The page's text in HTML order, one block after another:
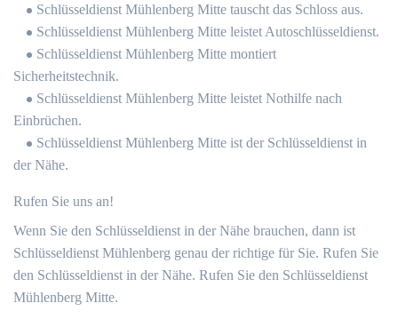
Schlüsseldienst Mühlenberg Mitte tauscht das Schloss aus.
Schlüsseldienst Mühlenberg Mitte leistet Autoschlüsseldienst.
Schlüsseldienst Mühlenberg Mitte montiert
Sicherheitstechnik.
Schlüsseldienst Mühlenberg Mitte leistet Nothilfe nach
Einbrüchen.
Schlüsseldienst Mühlenberg Mitte ist der Schlüsseldienst in
der Nähe.
Rufen Sie uns an!
Wenn Sie den Schlüsseldienst in der Nähe brauchen, dann ist
Schlüsseldienst Mühlenberg genau der richtige für Sie. Rufen Sie
den Schlüsseldienst in der Nähe. Rufen Sie den Schlüsseldienst
Mühlenberg Mitte.